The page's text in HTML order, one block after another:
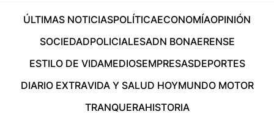
ÚLTIMAS NOTICIASPOLÍTICAECONOMÍAOPINIÓN
SOCIEDADPOLICIALESADN BONAERENSE
ESTILO DE VIDAMEDIOSEMPRESASDEPORTES
DIARIO EXTRAVIDA Y SALUD HOYMUNDO MOTOR
TRANQUERAHISTORIA